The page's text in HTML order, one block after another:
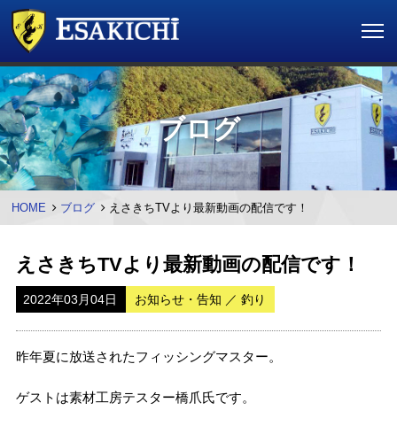
ブログ
HOME ブログ えさきちTVより最新動画の配信です！
えさきちTVより最新動画の配信です！
2022年03月04日 お知らせ・告知 ／ 釣り
昨年夏に放送されたフィッシングマスター。
ゲストは素材工房テスター橋爪氏です。